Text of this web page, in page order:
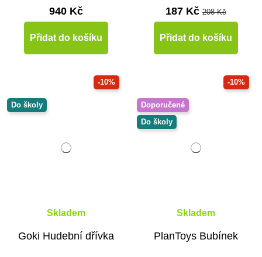
940 Kč
Přidat do košíku
187 Kč 208 Kč
Přidat do košíku
-10%
Do školy
Skladem
Goki Hudební dřívka
-10%
Doporučené
Do školy
Skladem
PlanToys Bubínek